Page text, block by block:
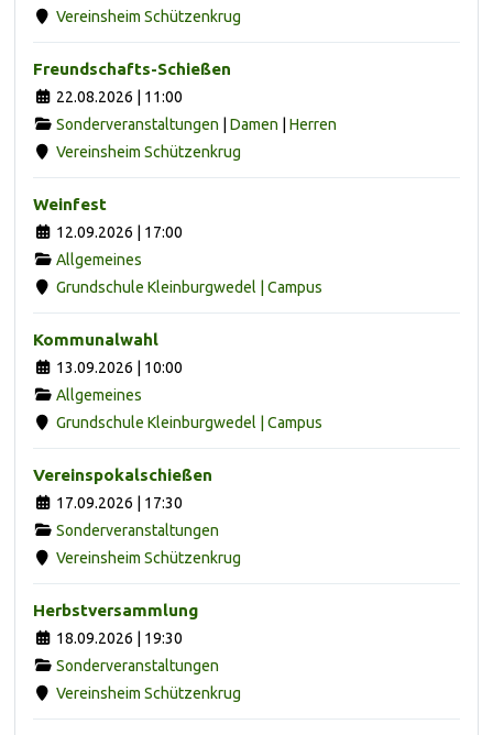
Vereinsheim Schützenkrug
Freundschafts-Schießen
22.08.2026 | 11:00
Sonderveranstaltungen
Damen
Herren
Vereinsheim Schützenkrug
Weinfest
12.09.2026 | 17:00
Allgemeines
Grundschule Kleinburgwedel | Campus
Kommunalwahl
13.09.2026 | 10:00
Allgemeines
Grundschule Kleinburgwedel | Campus
Vereinspokalschießen
17.09.2026 | 17:30
Sonderveranstaltungen
Vereinsheim Schützenkrug
Herbstversammlung
18.09.2026 | 19:30
Sonderveranstaltungen
Vereinsheim Schützenkrug